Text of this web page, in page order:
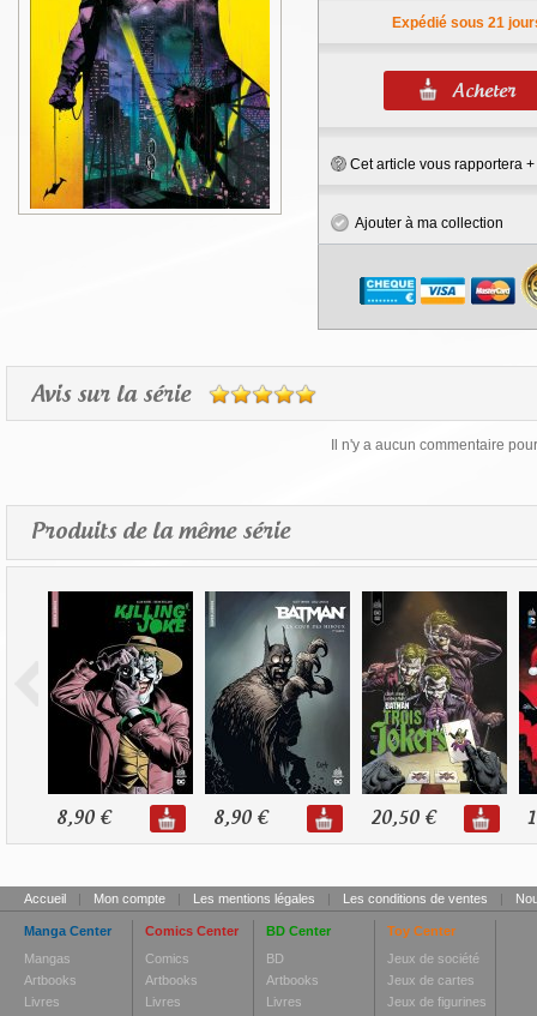
Expédié sous 21
Cet article vous rapportera +
Ajouter à ma collection
Avis sur la série
Il n'y a aucun commentaire
Produits de la même série
8,90 € 8,90 € 20,50 €
Accueil | Mon compte | Les mentions légales | Les conditions de ventes |
Manga Center
Mangas
Artbooks
Livres
Comics Center
Comics
Artbooks
Livres
BD Center
BD
Artbooks
Livres
Toy Center
Jeux de société
Jeux de cartes
Jeux de figurines